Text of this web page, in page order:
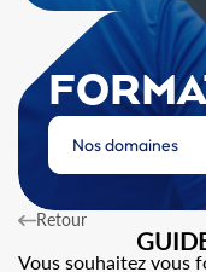
Nos domaines
Retour
Vous souhaitez vous